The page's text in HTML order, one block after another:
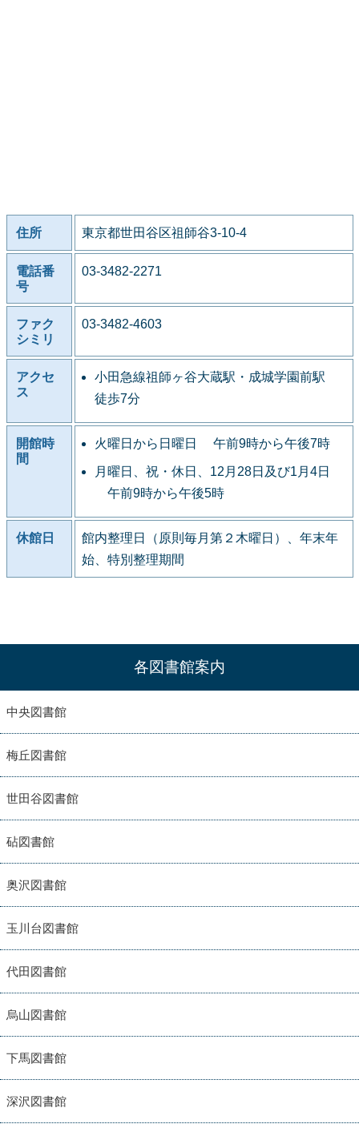
住所 東京都世田谷区祖師谷3-10-4
電話番
号
03-3482-2271
ファク
シミリ
03-3482-4603
アクセ
ス
小田急線祖師ヶ谷大蔵駅・成城学園前駅
徒歩7分
開館時
間
火曜日から日曜日 午前9時から午後7時
月曜日、祝・休日、12月28日及び1月4日
午前9時から午後5時
休館日
館内整理日（原則毎月第２木曜日）、年末年
始、特別整理期間
各図書館案内
中央図書館
梅丘図書館
世田谷図書館
砧図書館
奥沢図書館
玉川台図書館
代田図書館
烏山図書館
下馬図書館
深沢図書館